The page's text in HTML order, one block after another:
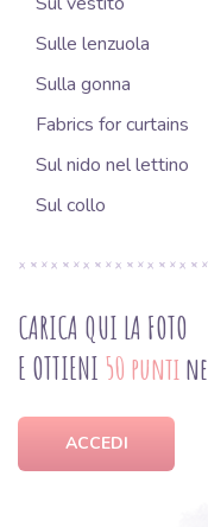
Sulle lenzuola
Sulla gonna
Fabrics for curtains
Sul nido nel lettino
Sul collo
CARICA QUI LA FOTO
E OTTIENI 50 punti
ACCEDI